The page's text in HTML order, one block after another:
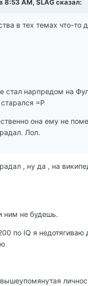
8:53 AM, SLAG сказал:
в тех темах что-то
стал нарпредом на
старался =Р
она ему не
Лол.
, ну да , на
ним не будешь.
по IQ я недотягиваю